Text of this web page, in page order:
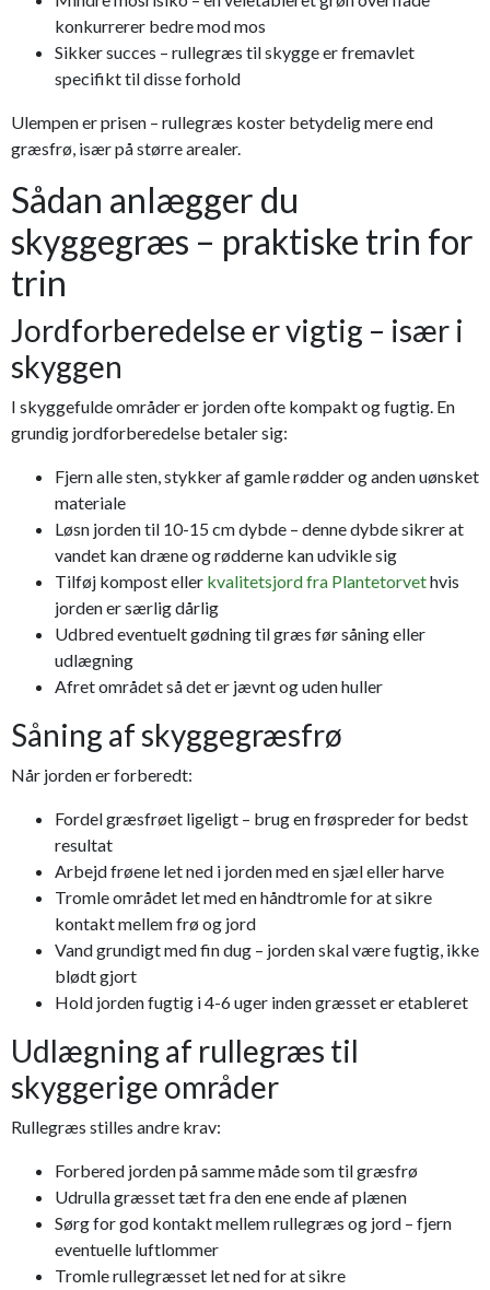
konkurrerer bedre mod mos
Sikker succes – rullegræs til skygge er fremavlet
specifikt til disse forhold
Ulempen er prisen – rullegræs koster betydelig mere end
græsfrø, især på større arealer.
Sådan anlægger du
skyggegræs – praktiske trin for
trin
Jordforberedelse er vigtig – især i
skyggen
I skyggefulde områder er jorden ofte kompakt og fugtig. En
grundig jordforberedelse betaler sig:
Fjern alle sten, stykker af gamle rødder og anden uønsket
materiale
Løsn jorden til 10-15 cm dybde – denne dybde sikrer at
vandet kan dræne og rødderne kan udvikle sig
Tilføj kompost eller kvalitetsjord fra Plantetorvethvis
jorden er særlig dårlig
Udbred eventuelt gødning til græs før såning eller
udlægning
Afret området så det er jævnt og uden huller
Såning af skyggegræsfrø
Når jorden er forberedt:
Fordel græsfrøet ligeligt – brug en frøspreder for bedst
resultat
Arbejd frøene let ned i jorden med en sjæl eller harve
Tromle området let med en håndtromle for at sikre
kontakt mellem frø og jord
Vand grundigt med fin dug – jorden skal være fugtig, ikke
blødt gjort
Hold jorden fugtig i 4-6 uger inden græsset er etableret
Udlægning af rullegræs til
skyggerige områder
Rullegræs stilles andre krav:
Forbered jorden på samme måde som til græsfrø
Udrulla græsset tæt fra den ene ende af plænen
Sørg for god kontakt mellem rullegræs og jord – fjern
eventuelle luftlommer
Tromle rullegræsset let ned for at sikre